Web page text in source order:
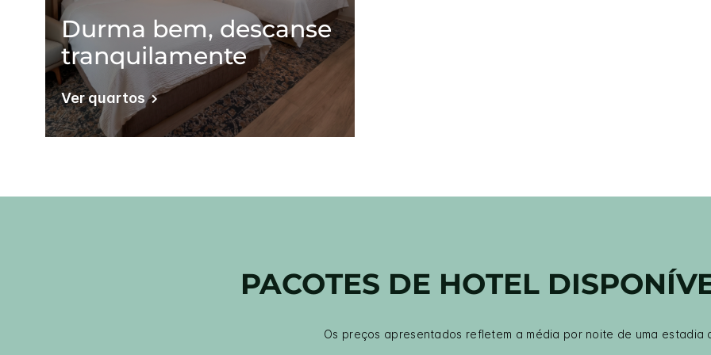
Durma bem, descanse
tranquilamente
Ver quartos
PACOTES DE HOTEL
Os preços apresentados refletem a média por noite de uma estadia